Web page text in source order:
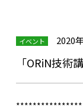
イベント 2020
「ORiN技術